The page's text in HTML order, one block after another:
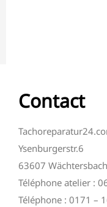
Contact
Ysenburgerstr.6
63607 Wächtersbach
Téléphone atelier :
Téléphone : 0171 –